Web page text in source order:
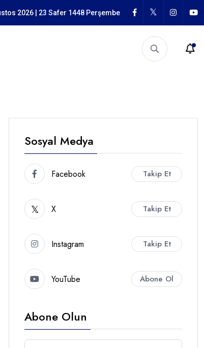
2026 | 23 Safer 1448 Perşembe
Sosyal Medya
Facebook Takip Et
X Takip Et
Instagram Takip Et
YouTube Abone Ol
Abone Olun